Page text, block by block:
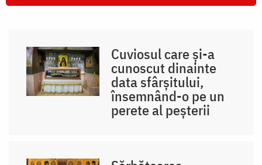
Cuviosul care și-a
cunoscut dinainte
data sfârșitului,
însemnând-o pe un
perete al peșterii